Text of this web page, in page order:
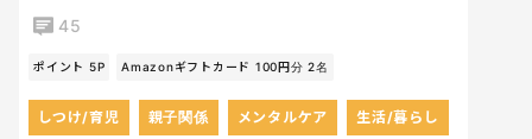
45
ポイント 5P Amazonギフトカード 100円分 2名
しつけ/育児 親子関係 メンタルケア 生活/暮らし